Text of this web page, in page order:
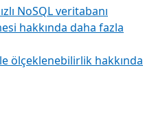
NoSQL veritabanı
hakkında daha fazla
ölçeklenebilirlik hakkında